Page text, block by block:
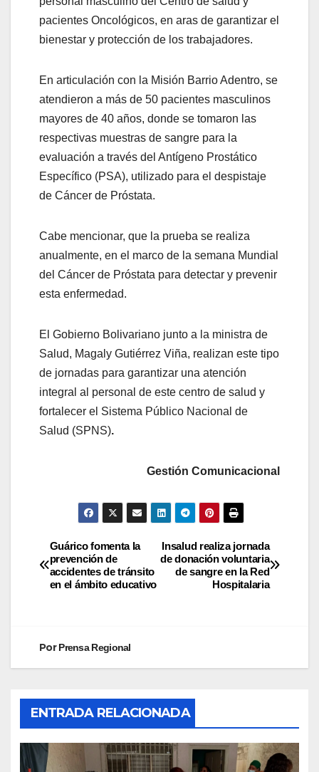
pacientes Oncológicos, en aras de garantizar el
bienestar y protección de los trabajadores.
En articulación con la Misión Barrio Adentro, se
atendieron a más de 50 pacientes masculinos
mayores de 40 años, donde se tomaron las
respectivas muestras de sangre para la
evaluación a través del Antígeno Prostático
Específico (PSA), utilizado para el despistaje
de Cáncer de Próstata.
Cabe mencionar, que la prueba se realiza
anualmente, en el marco de la semana Mundial
del Cáncer de Próstata para detectar y prevenir
esta enfermedad.
El Gobierno Bolivariano junto a la ministra de
Salud, Magaly Gutiérrez Viña, realizan este tipo
de jornadas para garantizar una atención
integral al personal de este centro de salud y
fortalecer el Sistema Público Nacional de
Salud (SPNS).
Gestión Comunicacional
Insalud realiza jornada
de donación voluntaria
de sangre en la Red
Hospitalaria
Guárico fomenta la
prevención de
accidentes de tránsito
en el ámbito educativo
PorPrensa Regional
ENTRADA RELACIONADA